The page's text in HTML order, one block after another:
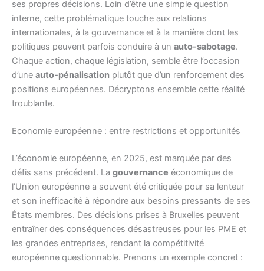
ses propres décisions. Loin d’être une simple question
interne, cette problématique touche aux relations
internationales, à la gouvernance et à la manière dont les
politiques peuvent parfois conduire à un auto-sabotage.
Chaque action, chaque législation, semble être l’occasion
d’une auto-pénalisation plutôt que d’un renforcement des
positions européennes. Décryptons ensemble cette réalité
troublante.
Economie européenne : entre restrictions et opportunités
L’économie européenne, en 2025, est marquée par des
défis sans précédent. La gouvernance économique de
l’Union européenne a souvent été critiquée pour sa lenteur
et son inefficacité à répondre aux besoins pressants de ses
États membres. Des décisions prises à Bruxelles peuvent
entraîner des conséquences désastreuses pour les PME et
les grandes entreprises, rendant la compétitivité
européenne questionnable. Prenons un exemple concret :